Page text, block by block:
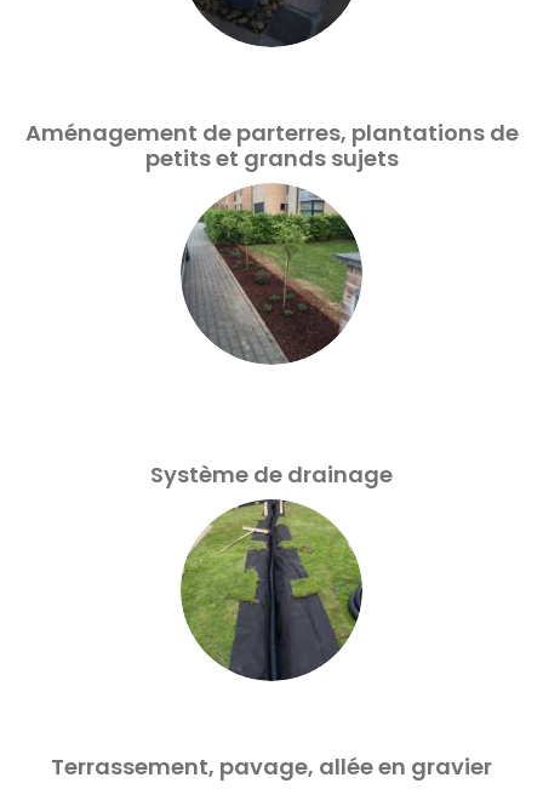
Aménagement de parterres, plantations de
petits et grands sujets
Système de drainage
Terrassement, pavage, allée en gravier